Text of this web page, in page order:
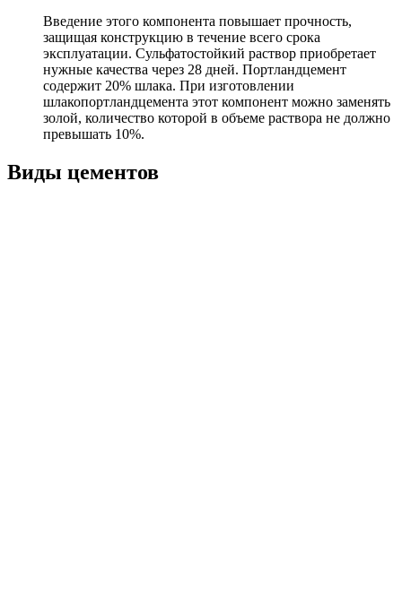
Введение этого компонента повышает прочность,
защищая конструкцию в течение всего срока
эксплуатации. Сульфатостойкий раствор приобретает
нужные качества через 28 дней. Портландцемент
содержит 20% шлака. При изготовлении
шлакопортландцемента этот компонент можно заменять
золой, количество которой в объеме раствора не должно
превышать 10%.
Виды цементов